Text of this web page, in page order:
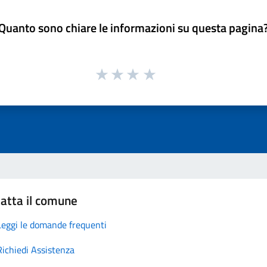
sono chiare le informazioni su questa
il comune
le domande frequenti
Assistenza